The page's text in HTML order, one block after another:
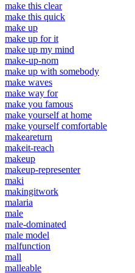
make this clear
make this quick
make up
make up for it
make up my mind
make-up-nom
make up with somebody
make waves
make way for
make you famous
make yourself at home
make yourself comfortable
makeareturn
makeit-reach
makeup
makeup-representer
maki
makingitwork
malaria
male
male-dominated
male model
malfunction
mall
malleable